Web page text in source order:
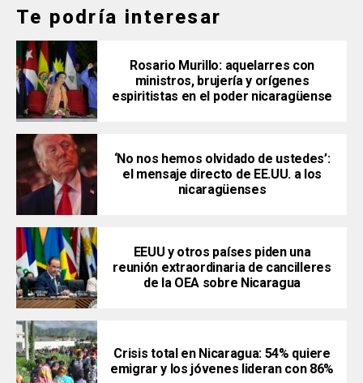
Te podría interesar
Rosario Murillo: aquelarres con
ministros, brujería y orígenes
espiritistas en el poder nicaragüense
‘No nos hemos olvidado de ustedes’:
el mensaje directo de EE.UU. a los
nicaragüenses
EEUU y otros países piden una
reunión extraordinaria de cancilleres
de la OEA sobre Nicaragua
Crisis total en Nicaragua: 54% quiere
emigrar y los jóvenes lideran con 86%